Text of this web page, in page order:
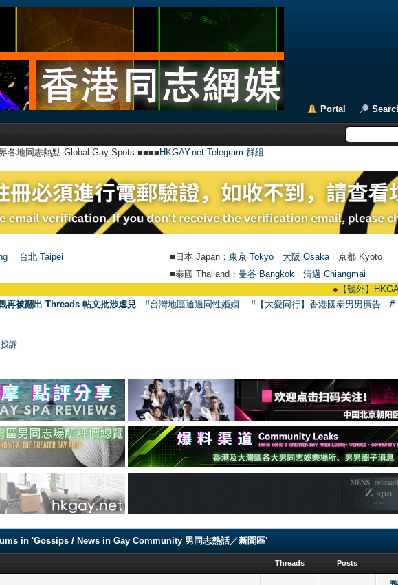
Portal
各地同志熱點 Global Gay Spots ■■■■ HKGAY.net Telegram 群組
台北 Taipei ■日本 Japan： 東京 Tokyo 大阪 Osaka 京都 Kyoto
■泰國 Thailand： 曼谷 Bangkok
清邁 Chiangmai
【號外】
再被翻出 Threads 帖文批涉虐兒 #台灣地區通過同性婚姻 #【大愛同行】香港國泰男男廣告 #
訴
in 'Gossips / News in Gay Community 男同志熱話／新聞區'
Threads Posts